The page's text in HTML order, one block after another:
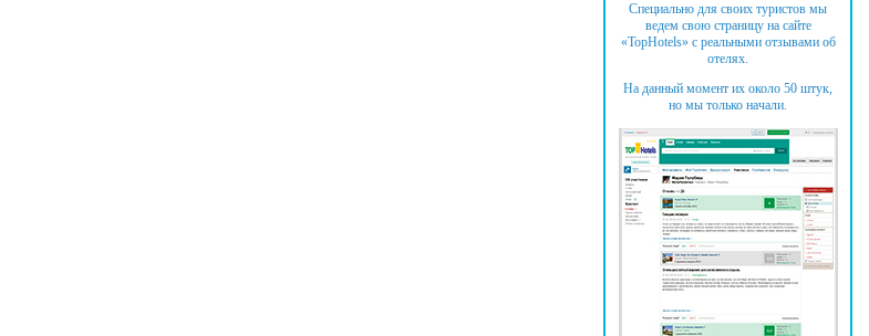
Специально для своих туристов мы
ведем свою страницу на сайте
«TopHotels» с реальными отзывами об
отелях.
На данный момент их около 50 штук,
но мы только начали.